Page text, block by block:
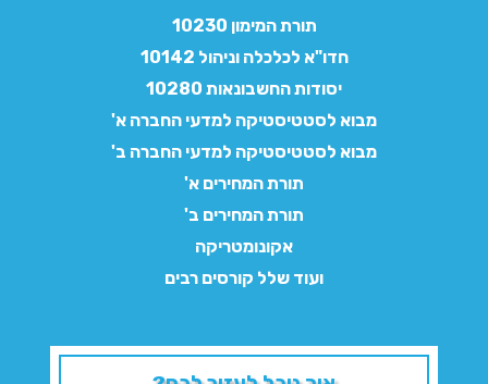
תורת המימון 10230
חדו"א לכלכלה וניהול 10142
יסודות החשבונאות 10280
מבוא לסטטיסטיקה למדעי החברה א'
מבוא לסטטיסטיקה למדעי החברה ב'
תורת המחירים א'
תורת המחירים ב'
אקונומטריקה
ועוד שלל קורסים רבים